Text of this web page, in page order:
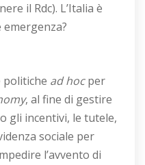
il Rdc). L’Italia è
politiche ad hocper
, al fine di gestire
gli incentivi, le tutele,
sociale per
l’avvento di